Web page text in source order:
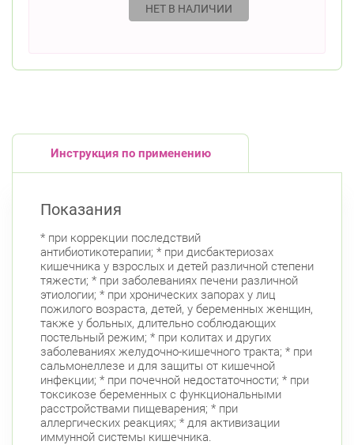
НЕТ В НАЛИЧИИ
Инструкция по применению
Показания
* при коррекции последствий
антибиотикотерапии; * при дисбактериозах
кишечника у взрослых и детей различной степени
тяжести; * при заболеваниях печени различной
этиологии; * при хронических запорах у лиц
пожилого возраста, детей, у беременных женщин,
также у больных, длительно соблюдающих
постельный режим; * при колитах и других
заболеваниях желудочно-кишечного тракта; * при
сальмонеллезе и для защиты от кишечной
инфекции; * при почечной недостаточности; * при
токсикозе беременных с функциональными
расстройствами пищеварения; * при
аллергических реакциях; * для активизации
иммунной системы кишечника.